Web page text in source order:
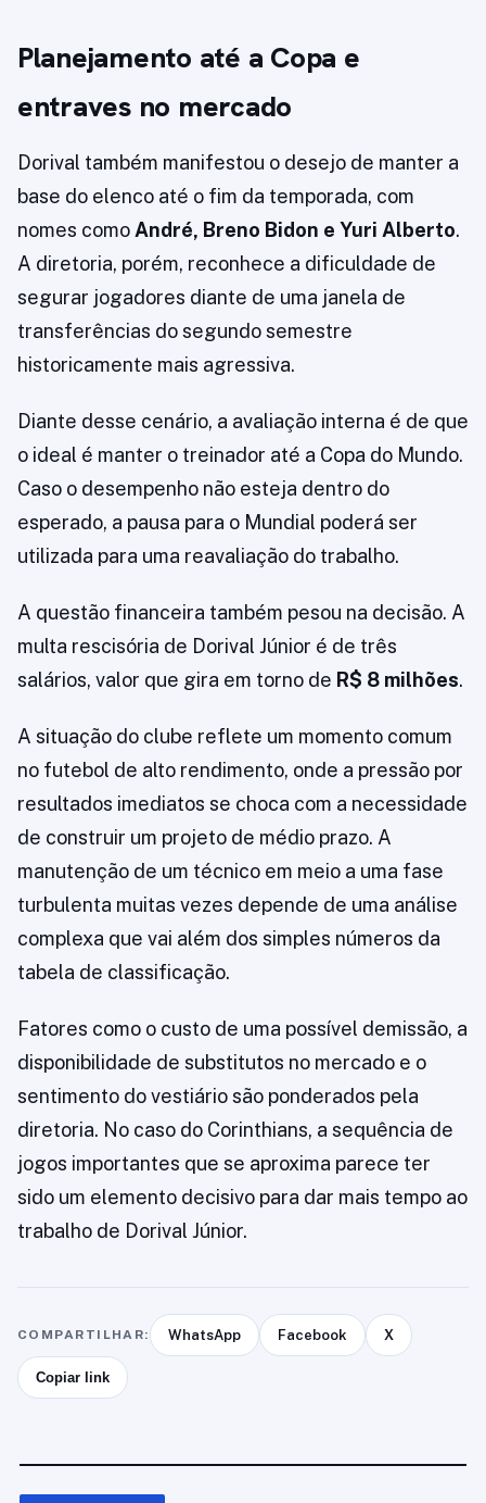
Planejamento até a Copa e
entraves no mercado
Dorival também manifestou o desejo de manter a
base do elenco até o fim da temporada, com
nomes como André, Breno Bidon e Yuri Alberto.
A diretoria, porém, reconhece a dificuldade de
segurar jogadores diante de uma janela de
transferências do segundo semestre
historicamente mais agressiva.
Diante desse cenário, a avaliação interna é de que
o ideal é manter o treinador até a Copa do Mundo.
Caso o desempenho não esteja dentro do
esperado, a pausa para o Mundial poderá ser
utilizada para uma reavaliação do trabalho.
A questão financeira também pesou na decisão. A
multa rescisória de Dorival Júnior é de três
salários, valor que gira em torno de R$ 8 milhões.
A situação do clube reflete um momento comum
no futebol de alto rendimento, onde a pressão por
resultados imediatos se choca com a necessidade
de construir um projeto de médio prazo. A
manutenção de um técnico em meio a uma fase
turbulenta muitas vezes depende de uma análise
complexa que vai além dos simples números da
tabela de classificação.
Fatores como o custo de uma possível demissão, a
disponibilidade de substitutos no mercado e o
sentimento do vestiário são ponderados pela
diretoria. No caso do Corinthians, a sequência de
jogos importantes que se aproxima parece ter
sido um elemento decisivo para dar mais tempo ao
trabalho de Dorival Júnior.
COMPARTILHAR: WhatsApp Facebook X
Copiar link